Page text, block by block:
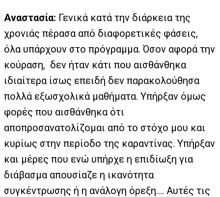
Αναστασία: Γενικά κατά την διάρκεια της
χρονιάς πέρασα από διαφορετικές φάσεις,
όλα υπάρχουν στο πρόγραμμα. Όσον αφορά την
κούραση, δεν ήταν κάτι που αισθάνθηκα
ιδιαίτερα ίσως επειδή δεν παρακολούθησα
πολλά εξωσχολικά μαθήματα. Υπήρξαν όμως
φορές που αισθάνθηκα ότι
αποπροσανατολίζομαι από το στόχο μου και
κυρίως στην περίοδο της καραντίνας. Υπήρξαν
και μέρες που ενώ υπήρχε η επιδίωξη για
διάβασμα απουσίαζε η ικανότητα
συγκέντρωσης ή η ανάλογη όρεξη…. Αυτές τις